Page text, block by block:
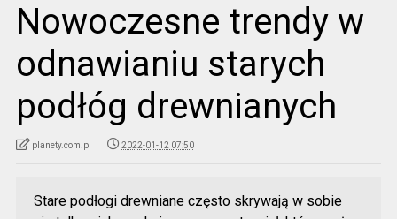
Nowoczesne trendy w
odnawianiu starych
podłóg drewnianych
planety.com.pl 2022-01-12 07:50
Stare podłogi drewniane często skrywają w sobie